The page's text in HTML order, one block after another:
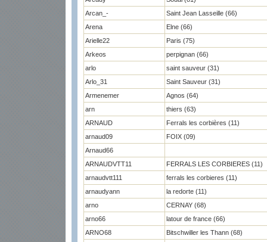
Arcan_-
Saint Jean Lasseille (66)
Arena
Elne (66)
Arielle22
Paris (75)
Arkeos
perpignan (66)
arlo
saint sauveur (31)
Arlo_31
Saint Sauveur (31)
Armenemer
Agnos (64)
arn
thiers (63)
ARNAUD
Ferrals les corbières (11)
arnaud09
FOIX (09)
Arnaud66
ARNAUDVTT11
FERRALS LES CORBIERES (11)
arnaudvtt111
ferrals les corbieres (11)
arnaudyann
la redorte (11)
arno
CERNAY (68)
arno66
latour de france (66)
ARNO68
Bitschwiller les Thann (68)